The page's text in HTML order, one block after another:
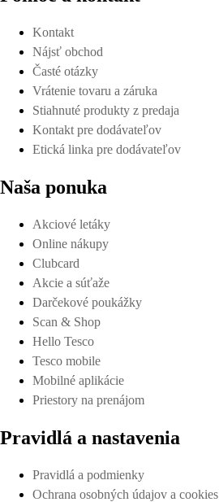
Kontakt
Nájsť obchod
Časté otázky
Vrátenie tovaru a záruka
Stiahnuté produkty z predaja
Kontakt pre dodávateľov
Etická linka pre dodávateľov
Naša ponuka
Akciové letáky
Online nákupy
Clubcard
Akcie a súťaže
Darčekové poukážky
Scan & Shop
Hello Tesco
Tesco mobile
Mobilné aplikácie
Priestory na prenájom
Pravidlá a nastavenia
Pravidlá a podmienky
Ochrana osobných údajov a cookies